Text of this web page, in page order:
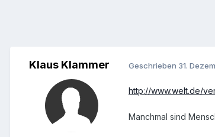
Klaus Klammer Geschrieben 31.
http://www.welt.de/
Manchmal sind